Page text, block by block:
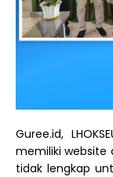
Guree.id,
memiliki website
tidak lengkap